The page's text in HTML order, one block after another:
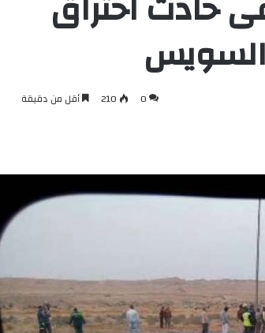
السويس
0
210 أقل من دقيقة